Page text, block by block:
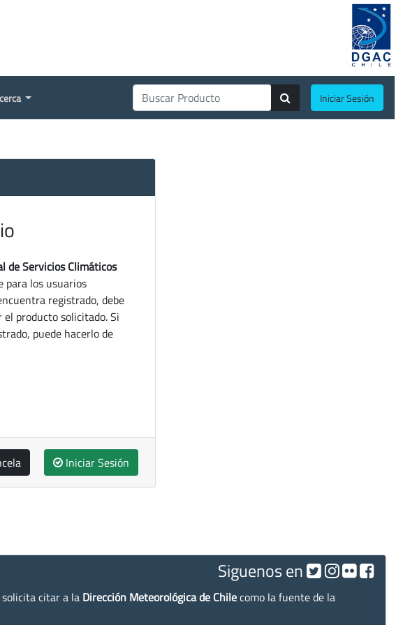
Iniciar Sesión
de Servicios Climáticos
para los usuarios
registrado, debe
producto solicitado. Si
puede hacerlo de
Iniciar Sesión
Siguenos en
citar a la Dirección Meteorológica de Chilecomo la fuente de la